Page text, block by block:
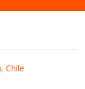
Chile